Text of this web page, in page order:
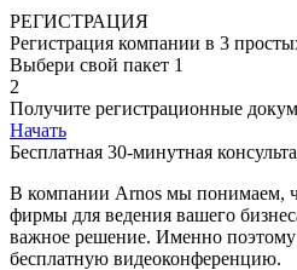
РЕГИСТРАЦИЯ
Регистрация компании в 3
Выбери свой пакет 1
2
Получите регистрационные
Начать
Бесплатная 30-минутная
В компании Arnos мы понимаем,
фирмы для ведения вашего
важное решение. Именно
бесплатную видеоконференцию.